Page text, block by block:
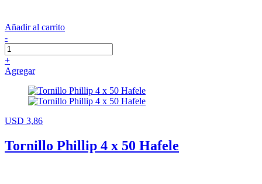
Añadir al carrito
-
+
Agregar
USD 3,86
Tornillo Phillip 4 x 50 Hafele